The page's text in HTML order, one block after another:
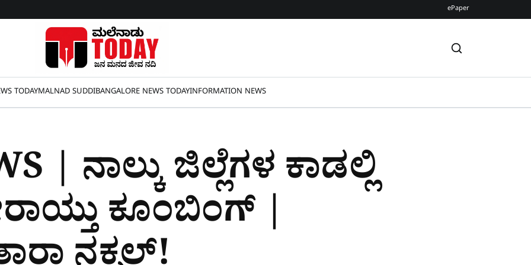
ePaper
TODAYMALNAD SUDDIBANGALORE NEWS TODAYINFORMATION NEWS
| ನಾಲ್ಕು ಜಿಲ್ಲೆಗಳ ಕಾಡಲ್ಲಿ
ಕೂಂಬಿಂಗ್‌ |